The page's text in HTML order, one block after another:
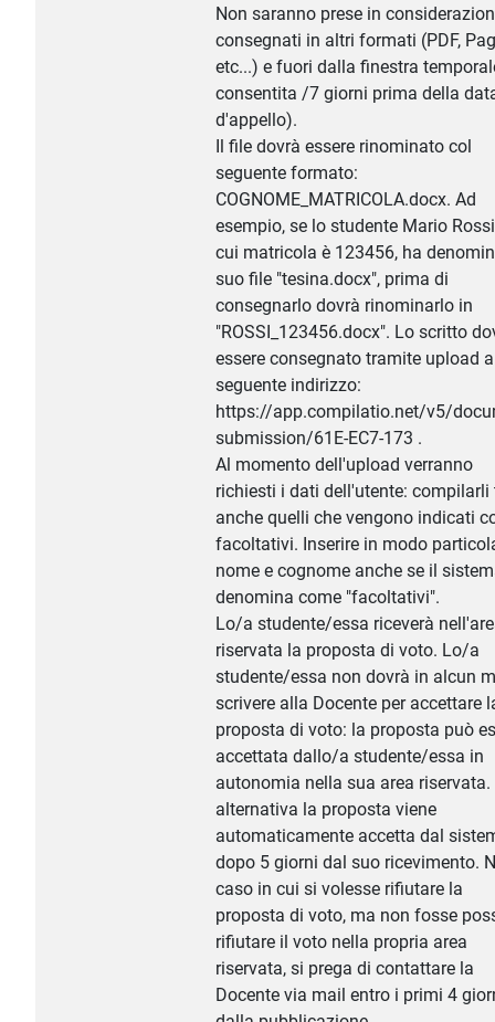
Non saranno prese in
consegnati in altri formati (PDF,
etc...) e fuori dalla finestra
consentita /7 giorni prima della
d'appello).
Il file dovrà essere rinominato col
seguente formato:
COGNOME_MATRICOLA.docx. Ad
esempio, se lo studente Mario
cui matricola è 123456, ha
suo file "tesina.docx", prima di
consegnarlo dovrà rinominarlo in
"ROSSI_123456.docx". Lo scritto
essere consegnato tramite upload
seguente indirizzo:
https://app.compilatio.net/v5/
submission/61E-EC7-173 .
Al momento dell'upload verranno
richiesti i dati dell'utente: compilarli
anche quelli che vengono indicati
facoltativi. Inserire in modo
nome e cognome anche se il
denomina come "facoltativi".
Lo/a studente/essa riceverà
riservata la proposta di voto. Lo/a
studente/essa non dovrà in alcun
scrivere alla Docente per accettare
proposta di voto: la proposta può
accettata dallo/a studente/essa in
autonomia nella sua area riservata.
alternativa la proposta viene
automaticamente accetta dal
dopo 5 giorni dal suo ricevimento.
caso in cui si volesse rifiutare la
proposta di voto, ma non fosse
rifiutare il voto nella propria area
riservata, si prega di contattare la
Docente via mail entro i primi 4